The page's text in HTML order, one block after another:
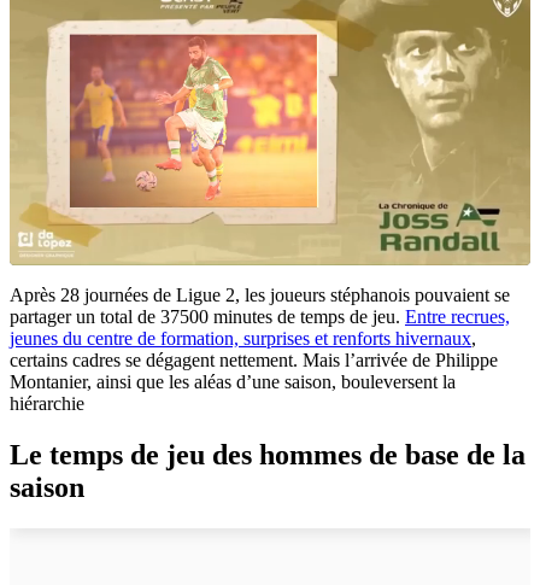
Après 28 journées de Ligue 2, les joueurs stéphanois pouvaient se
partager un total de 37500 minutes de temps de jeu. Entre recrues,
jeunes du centre de formation, surprises et renforts hivernaux,
certains cadres se dégagent nettement. Mais l’arrivée de Philippe
Montanier, ainsi que les aléas d’une saison, bouleversent la
hiérarchie
Le temps de jeu des hommes de base de la
saison